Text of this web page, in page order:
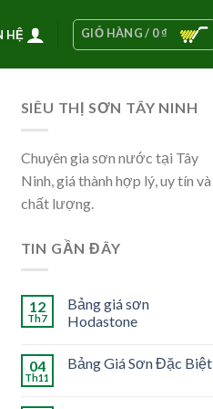
HỆ GIỎ HÀNG / 0₫
SIÊU THỊ SƠN TÂY NINH
Chuyên gia sơn nước tại Tây
Ninh, giá thành hợp lý, uy tín và
chất lượng.
TIN GẦN ĐÂY
12
Th7
Bảng giá sơn
Hodastone
04
Th11
Bảng Giá Sơn Đặc Biệt